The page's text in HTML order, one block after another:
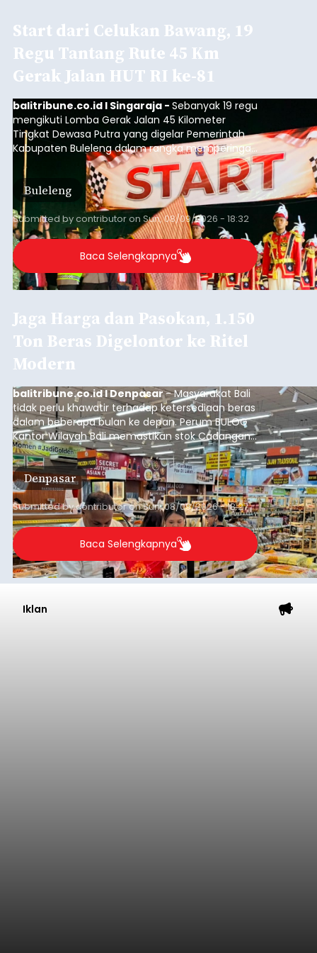
Start dari Celukan Bawang, 19
Regu Tantang Rute 45 Km
Gerak Jalan HUT RI ke-81
balitribune.co.id I Singaraja - Sebanyak 19 regu
mengikuti Lomba Gerak Jalan 45 Kilometer
Tingkat Dewasa Putra yang digelar Pemerintah
Kabupaten Buleleng dalam rangka memperingati
HUT ke-81 Kemerdekaan Republik Indonesia.
Lomba resmi dimulai dari Lapangan Sepak Bola
Desa Celukan Bawang, Sabtu (8/8/2026) malam.
Buleleng
Submitted bycontributoron Sun, 08/09/2026 - 18:32
Baca Selengkapnya
Jaga Harga dan Pasokan, 1.150
Ton Beras Digelontor ke Ritel
Modern
balitribune.co.id I Denpasar- Masyarakat Bali
tidak perlu khawatir terhadap ketersediaan beras
dalam beberapa bulan ke depan. Perum BULOG
Kantor Wilayah Bali memastikan stok Cadangan
Beras Pemerintah (CBP) masih dalam kondisi
aman, bahkan diproyeksikan mampu memenuhi
kebutuhan masyarakat hingga sekitar 10 bulan.
Denpasar
Submitted bycontributoronSun, 08/09/2026 - 18:27
Baca Selengkapnya
Iklan